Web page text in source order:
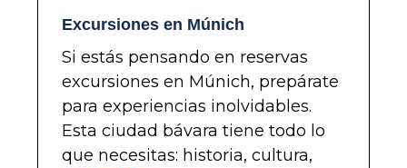
Excursiones en Múnich
Si estás pensando en reservas
excursiones en Múnich, prepárate
para experiencias inolvidables.
Esta ciudad bávara tiene todo lo
que necesitas: historia, cultura,